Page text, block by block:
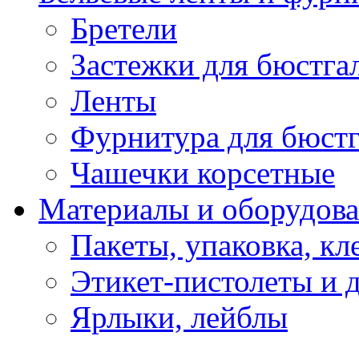
Бретели
Застежки для
Ленты
Фурнитура для
Чашечки корсетные
Материалы и
Пакеты, упаковка,
Этикет-пистолеты и
Ярлыки, лейблы